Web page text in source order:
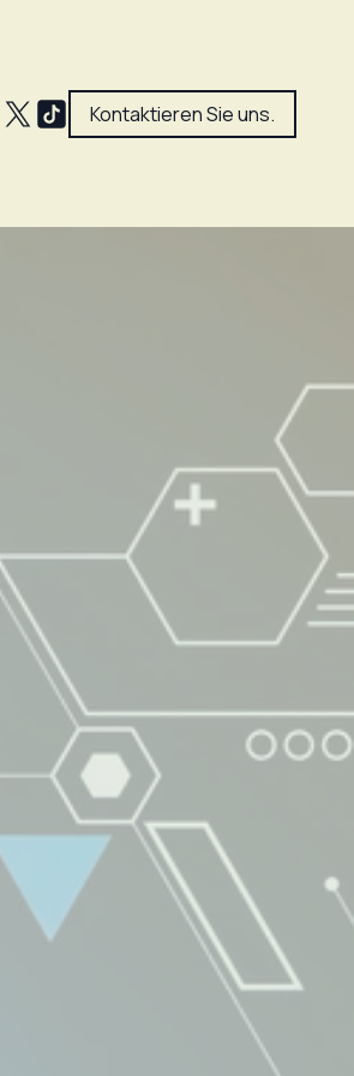
Kontaktieren Sie uns.